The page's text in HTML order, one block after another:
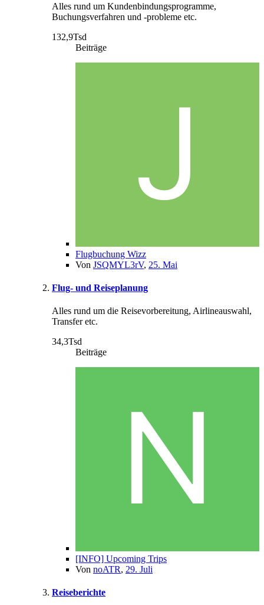
Alles rund um Kundenbindungsprogramme,
Buchungsverfahren und -probleme etc.
132,9Tsd
Beiträge
Flugbuchung Wizz
Von JSQMYL3rV, 25. Mai
Flug- und Reiseplanung
Alles rund um die Reisevorbereitung, Airlineauswahl,
Transfer etc.
34,3Tsd
Beiträge
[INFO] Upcoming Trips
Von noATR, 29. Juli
Reiseberichte